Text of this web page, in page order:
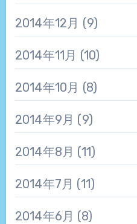
2014年12月 (9)
2014年11月 (10)
2014年10月 (8)
2014年9月 (9)
2014年8月 (11)
2014年7月 (11)
2014年6月 (8)